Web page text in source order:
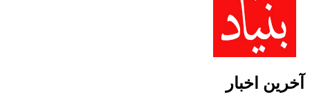
آخرین اخبار